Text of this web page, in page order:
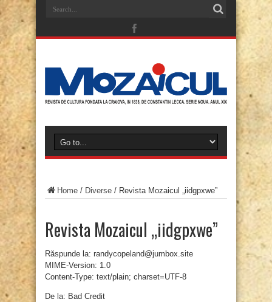
Home / Diverse / Revista Mozaicul „iidgpxwe”
Revista Mozaicul „iidgpxwe”
Răspunde la: randycopeland@jumbox.site
MIME-Version: 1.0
Content-Type: text/plain; charset=UTF-8
De la: Bad Credit